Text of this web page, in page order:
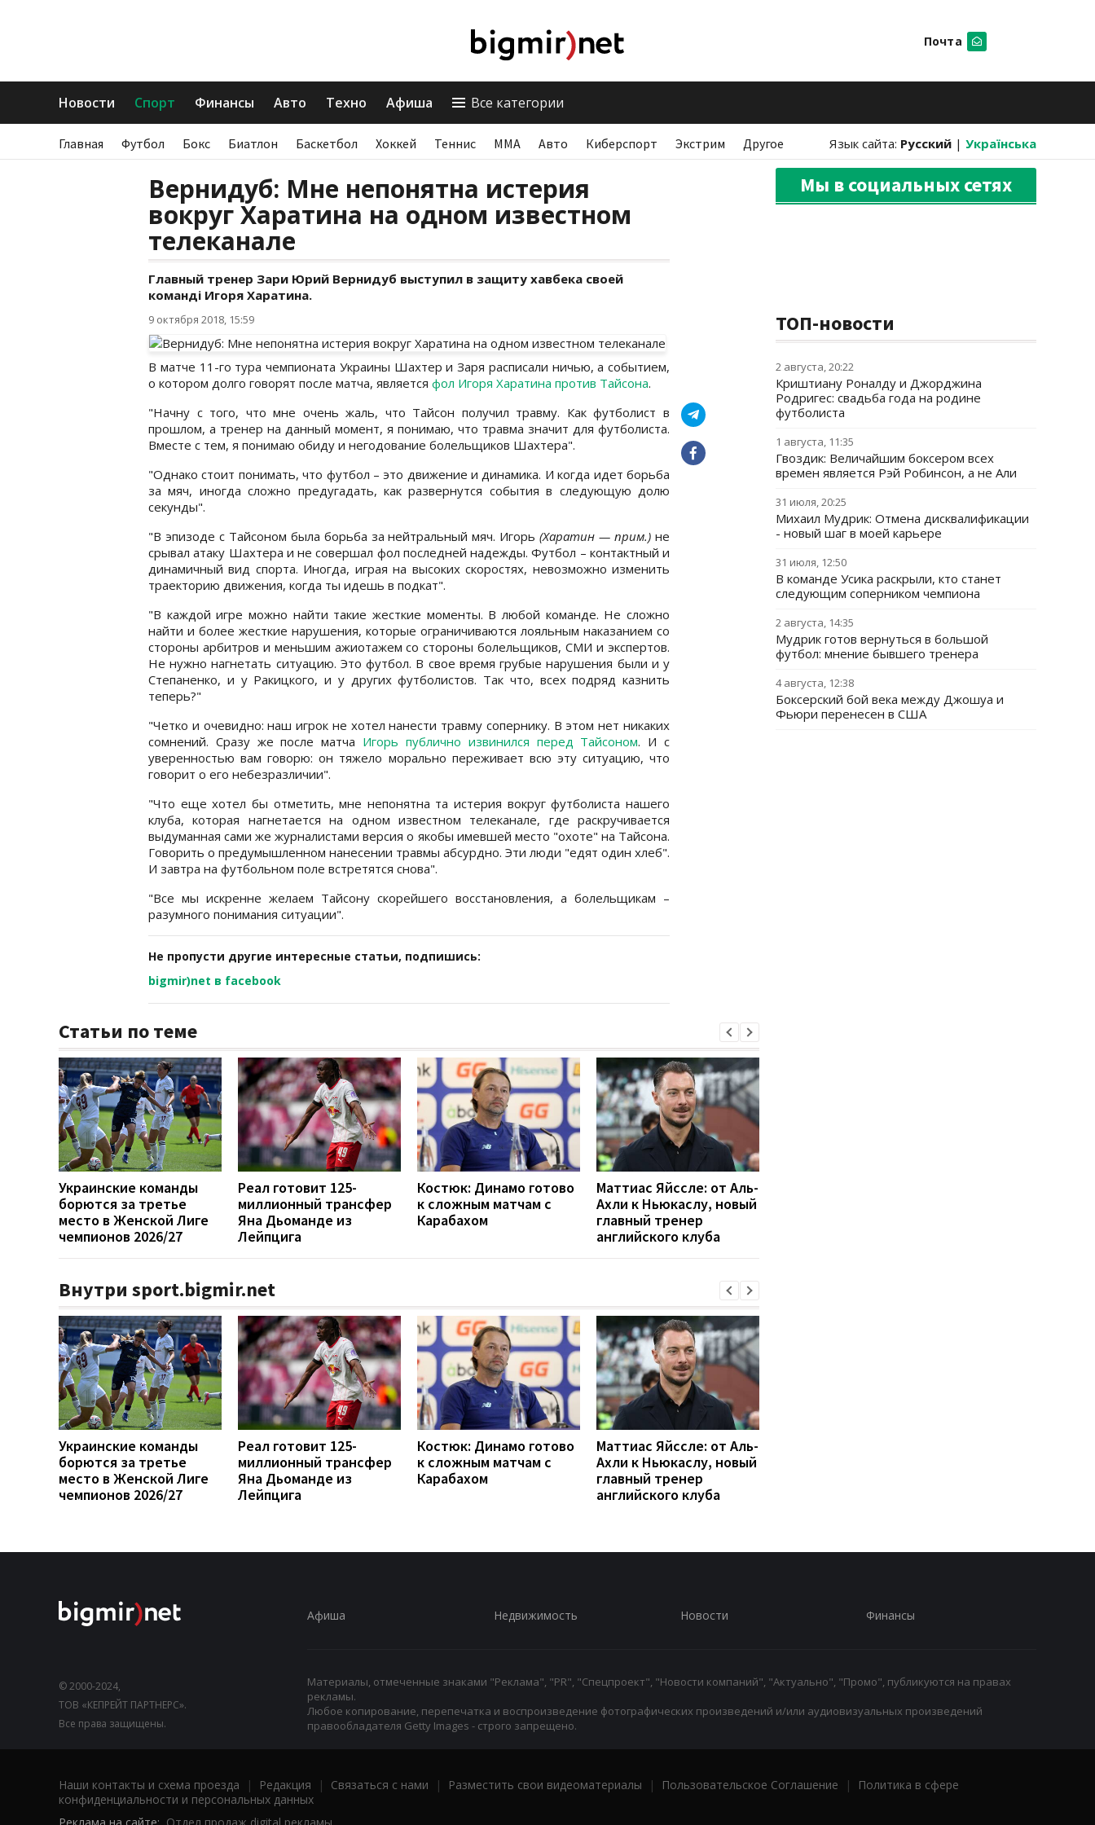
Почта
Новости Спорт Финансы Авто Техно Афиша Все категории
Главная Футбол Бокс Биатлон Баскетбол Хоккей Теннис ММА Авто Киберспорт Экстрим Другое Язык сайта: Русский | Українська
Вернидуб: Мне непонятна истерия
вокруг Харатина на одном известном
телеканале
Главный тренер Зари Юрий Вернидуб выступил в защиту хавбека своей
команді Игоря Харатина.
9 октября 2018, 15:59
В матче 11-го тура чемпионата Украины Шахтер и Заря расписали ничью, а событием,
о котором долго говорят после матча, является фол Игоря Харатина против Тайсона.
"Начну с того, что мне очень жаль, что Тайсон получил травму. Как футболист в
прошлом, а тренер на данный момент, я понимаю, что травма значит для футболиста.
Вместе с тем, я понимаю обиду и негодование болельщиков Шахтера".
"Однако стоит понимать, что футбол – это движение и динамика. И когда идет борьба
за мяч, иногда сложно предугадать, как развернутся события в следующую долю
секунды".
"В эпизоде с Тайсоном была борьба за нейтральный мяч. Игорь(Харатин — прим.) не
срывал атаку Шахтера и не совершал фол последней надежды. Футбол – контактный и
динамичный вид спорта. Иногда, играя на высоких скоростях, невозможно изменить
траекторию движения, когда ты идешь в подкат".
"В каждой игре можно найти такие жесткие моменты. В любой команде. Не сложно
найти и более жесткие нарушения, которые ограничиваются лояльным наказанием со
стороны арбитров и меньшим ажиотажем со стороны болельщиков, СМИ и экспертов.
Не нужно нагнетать ситуацию. Это футбол. В свое время грубые нарушения были и у
Степаненко, и у Ракицкого, и у других футболистов. Так что, всех подряд казнить
теперь?"
"Четко и очевидно: наш игрок не хотел нанести травму сопернику. В этом нет никаких
сомнений. Сразу же после матча Игорь публично извинился перед Тайсоном. И с
уверенностью вам говорю: он тяжело морально переживает всю эту ситуацию, что
говорит о его небезразличии".
"Что еще хотел бы отметить, мне непонятна та истерия вокруг футболиста нашего
клуба, которая нагнетается на одном известном телеканале, где раскручивается
выдуманная сами же журналистами версия о якобы имевшей место "охоте" на Тайсона.
Говорить о предумышленном нанесении травмы абсурдно. Эти люди "едят один хлеб".
И завтра на футбольном поле встретятся снова".
"Все мы искренне желаем Тайсону скорейшего восстановления, а болельщикам –
разумного понимания ситуации".
Не пропусти другие интересные статьи, подпишись:
bigmir)net в facebook
Статьи по теме
Украинские команды
борются за третье
место в Женской Лиге
чемпионов 2026/27
Реал готовит 125-
миллионный трансфер
Яна Дьоманде из
Лейпцига
Костюк: Динамо готово
к сложным матчам с
Карабахом
Маттиас Яйссле: от Аль-
Ахли к Ньюкаслу, новый
главный тренер
английского клуба
Внутри sport.bigmir.net
Украинские команды
борются за третье
место в Женской Лиге
чемпионов 2026/27
Реал готовит 125-
миллионный трансфер
Яна Дьоманде из
Лейпцига
Костюк: Динамо готово
к сложным матчам с
Карабахом
Маттиас Яйссле: от Аль-
Ахли к Ньюкаслу, новый
главный тренер
английского клуба
Мы в социальных сетях
ТОП-новости
2 августа, 20:22
Криштиану Роналду и Джорджина
Родригес: свадьба года на родине
футболиста
1 августа, 11:35
Гвоздик: Величайшим боксером всех
времен является Рэй Робинсон, а не Али
31 июля, 20:25
Михаил Мудрик: Отмена дисквалификации
- новый шаг в моей карьере
31 июля, 12:50
В команде Усика раскрыли, кто станет
следующим соперником чемпиона
2 августа, 14:35
Мудрик готов вернуться в большой
футбол: мнение бывшего тренера
4 августа, 12:38
Боксерский бой века между Джошуа и
Фьюри перенесен в США
© 2000-2024,
ТОВ «КЕПРЕЙТ ПАРТНЕРС».
Все права защищены.
Афиша Недвижимость Новости Финансы
Материалы, отмеченные знаками "Реклама", "PR", "Спецпроект", "Новости компаний", "Актуально", "Промо", публикуются на правах
рекламы.
Любое копирование, перепечатка и воспроизведение фотографических произведений и/или аудиовизуальных произведений
правообладателя Getty Images - строго запрещено.
Наши контакты и схема проезда | Редакция | Связаться с нами | Разместить свои видеоматериалы | Пользовательское Соглашение |
Политика в сфере
конфиденциальности и персональных данных